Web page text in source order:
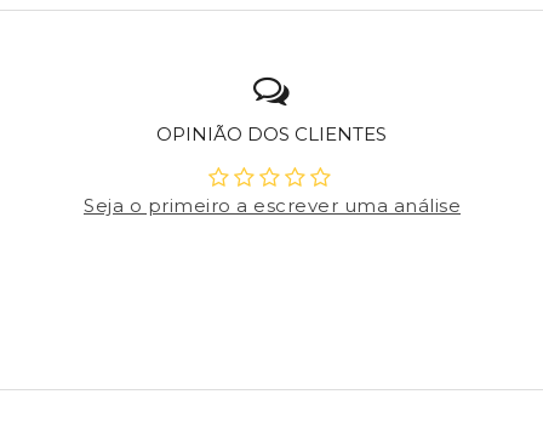
OPINIÃO DOS CLIENTES
Seja o primeiro a escrever uma análise